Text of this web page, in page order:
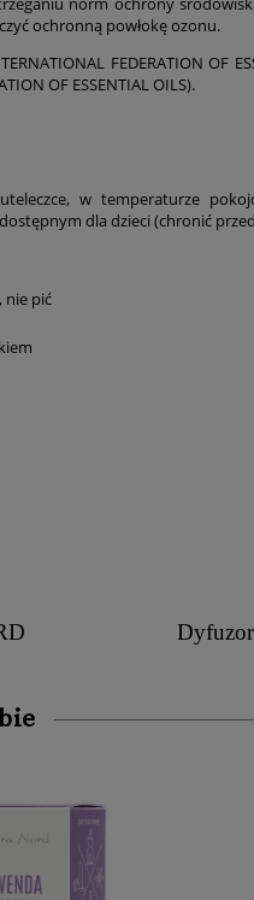
ochronną powłokę ozonu.
FEDERATION OF
OF ESSENTIAL OILS).
w temperaturze
dla dzieci (chronić
nie pić